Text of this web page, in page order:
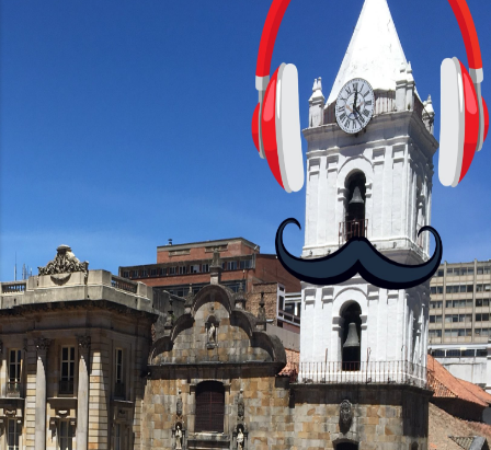
HD+ y una tasa de refresco de 90Hz,
asegurando una experiencia visual
fluida. Procesador y Rendimiento
Equipados con el chipset MediaTek
Helio G85, el Moto G24 ofrece 4GB de
RAM, mientras que el Moto G24 Power
brinda opciones de 4GB o 6GB de RAM,
mejorando su capacidad...